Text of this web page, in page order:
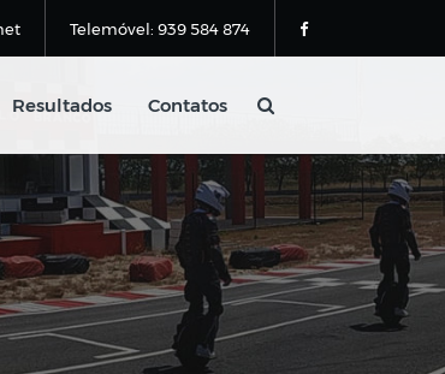
Telemóvel: 939 584 874
Resultados Contatos